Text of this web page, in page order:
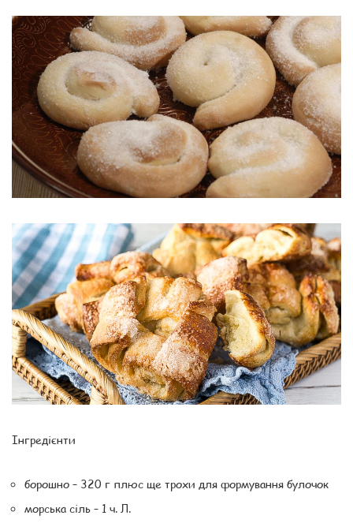
Інгредієнти
борошно – 320 г плюс ще трохи для формування булочок
морська сіль – 1 ч. Л.